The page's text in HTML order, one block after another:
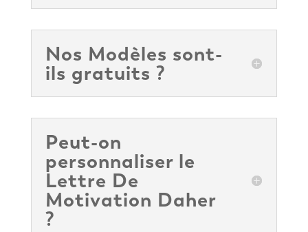
Nos Modèles sont-
ils gratuits ?
Peut-on
personnaliser le
Lettre De
Motivation Daher
?